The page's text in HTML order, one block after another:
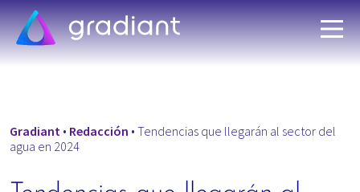
Gradiant • Redacción • Tendencias que llegarán al sector del
agua en 2024